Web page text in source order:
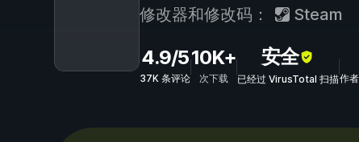
修改器和修改码： Steam
4.9/5
37K 条评论
10K+
次下载
安全
已经过 VirusTotal 扫描作